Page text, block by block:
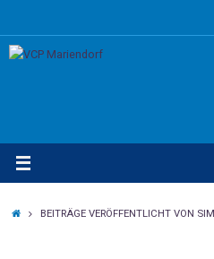
springen
STARTSEITE
BEITRÄGE VERÖFFENTLICHT VON